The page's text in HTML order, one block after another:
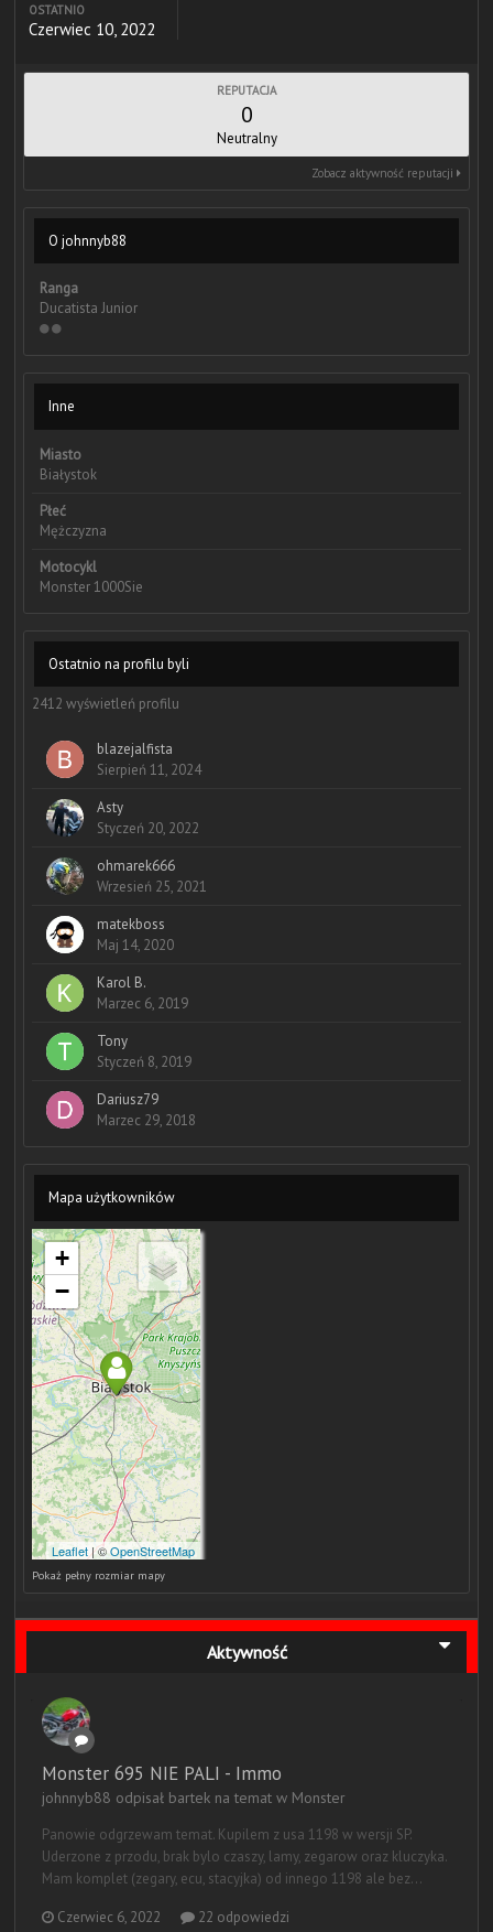
OSTATNIO
Czerwiec 10, 2022
REPUTACJA
0
Neutralny
Zobacz aktywność reputacji
O johnnyb88
Ranga
Ducatista Junior
Inne
Miasto
Białystok
Płeć
Mężczyzna
Motocykl
Monster 1000Sie
Ostatnio na profilu byli
2412 wyświetleń profilu
blazejalfista
Sierpień 11, 2024
Asty
Styczeń 20, 2022
ohmarek666
Wrzesień 25, 2021
matekboss
Maj 14, 2020
Karol B.
Marzec 6, 2019
Tony
Styczeń 8, 2019
Dariusz79
Marzec 29, 2018
Mapa użytkowników
Pokaż pełny rozmiar mapy
Aktywność
Monster 695 NIE PALI - Immo
johnnyb88 odpisał bartek na temat w Monster
Panowie odgrzewam temat. Kupilem z usa 1198 w wersji SP.
Uderzone z przodu, brak bylo czaszy, lamy, zegarow oraz kluczyka.
Mam komplet (zegary, ecu, stacyjka) od innego 1198 ale bez...
Czerwiec 6, 2022 22 odpowiedzi